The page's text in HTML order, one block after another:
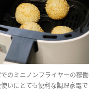
のミニノンフライヤーの稼
いにとても便利な調理家電